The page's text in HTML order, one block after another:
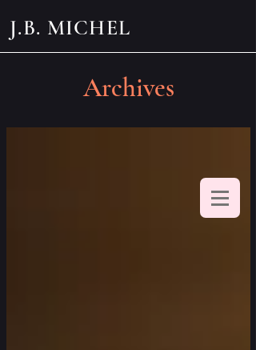
J.B. MICHEL
Archives